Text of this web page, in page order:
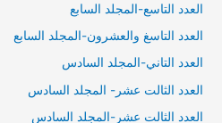
العدد التاسع-المجلد السابع
العدد التاسغ والعشرون-المجلد السابع
العدد التاني-المجلد السادس
العدد الثالت عشر- المجلد السادس
العدد الثالت عشر-المجلد السادس